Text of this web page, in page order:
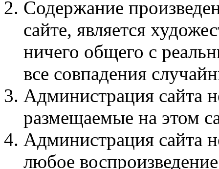
Содержание
сайте, является
ничего общего с
все совпадения
Администрация сайта
размещаемые на этом
Администрация сайта
любое